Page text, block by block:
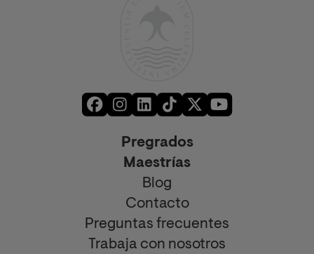
Pregrados
Maestrías
Blog
Contacto
Preguntas frecuentes
Trabaja con nosotros